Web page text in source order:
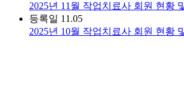
2025년 11월 작업치료사 회원 현황
등록일 11.05
2025년 10월 작업치료사 회원 현황